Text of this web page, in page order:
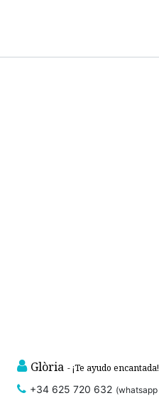
Glòria - ¡Te ayudo encantada!
+34 625 720 632 (whatsapp